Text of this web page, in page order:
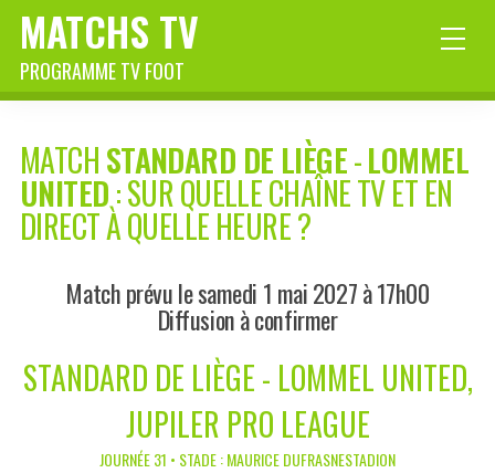
MATCHS TV
PROGRAMME TV FOOT
MATCHSTANDARD DE LIÈGE-LOMMEL
UNITED: SUR QUELLE CHAÎNE TV ET EN
DIRECT À QUELLE HEURE ?
Match prévu le samedi 1 mai 2027 à 17h00
Diffusion à confirmer
STANDARD DE LIÈGE - LOMMEL UNITED,
JUPILER PRO LEAGUE
JOURNÉE 31 • STADE : MAURICE DUFRASNESTADION